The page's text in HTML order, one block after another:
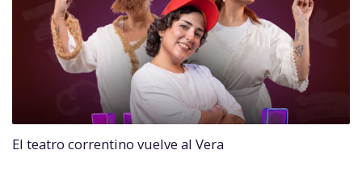
El teatro correntino vuelve al Vera